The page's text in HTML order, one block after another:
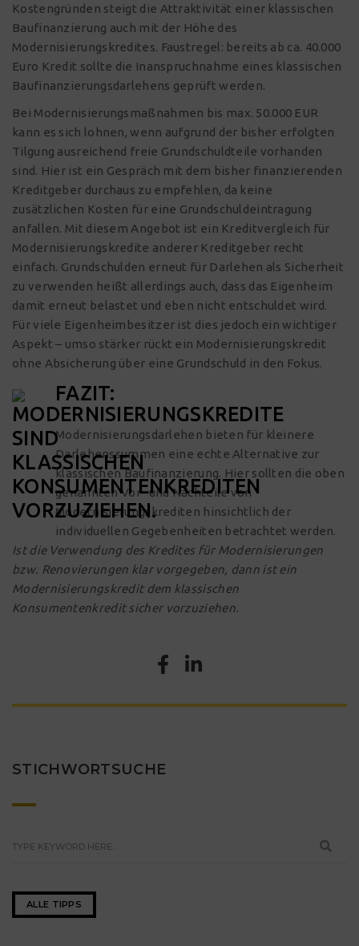
Kostengründen steigt die Attraktivität einer klassischen
Baufinanzierung auch mit der Höhe des
Modernisierungskredites. Faustregel: bereits ab ca. 40.000
Euro Kredit sollte die Inanspruchnahme eines klassischen
Baufinanzierungsdarlehens geprüft werden.
Bei Modernisierungsmaßnahmen bis max. 50.000 EUR
kann es sich lohnen, wenn aufgrund der bisher erfolgten
Tilgung ausreichend freie Grundschuldteile vorhanden
sind. Hier ist ein Gespräch mit dem bisher finanzierenden
Kreditgeber durchaus zu empfehlen, da keine
zusätzlichen Kosten für eine Grundschuldeintragung
anfallen. Mit diesem Angebot ist ein Kreditvergleich für
Modernisierungskredite anderer Kreditgeber recht
einfach. Grundschulden erneut für Darlehen als Sicherheit
zu verwenden heißt allerdings auch, dass das Eigenheim
damit erneut belastet und eben nicht entschuldet wird.
Für viele Eigenheimbesitzer ist dies jedoch ein wichtiger
Aspekt – umso stärker rückt ein Modernisierungskredit
ohne Absicherung über eine Grundschuld in den Fokus.
FAZIT:
Modernisierungsdarlehen bieten für kleinere
Darlehenssummen eine echte Alternative zur
klassischen Baufinanzierung. Hier sollten die oben
genannten Vor- und Nachteile von
Modernisierungskrediten hinsichtlich der
individuellen Gegebenheiten betrachtet werden.
Ist die Verwendung des Kredites für Modernisierungen
bzw. Renovierungen klar vorgegeben, dann ist ein
Modernisierungskredit dem klassischen
Konsumentenkredit sicher vorzuziehen.
STICHWORTSUCHE
ALLE TIPPS